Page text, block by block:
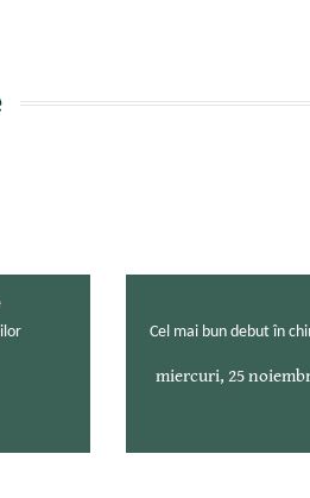
Cel mai bun debut în
miercuri, 25